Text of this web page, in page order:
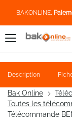
BAKONLINE,
Bak Online
Toutes les
Télécommande
Description